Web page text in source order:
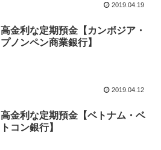
2019.04.19
高金利な定期預金【カンボジア・
プノンペン商業銀行】
2019.04.12
高金利な定期預金【ベトナム・ベ
トコン銀行】